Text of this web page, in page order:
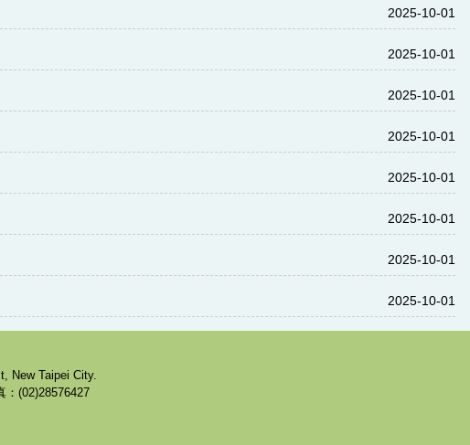
2025-10-01
2025-10-01
2025-10-01
2025-10-01
2025-10-01
2025-10-01
2025-10-01
2025-10-01
New Taipei City.
(02)28576427